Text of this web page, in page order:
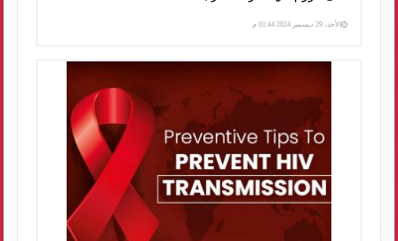
الأحد، 29 ديسمبر 2024 01:44 م